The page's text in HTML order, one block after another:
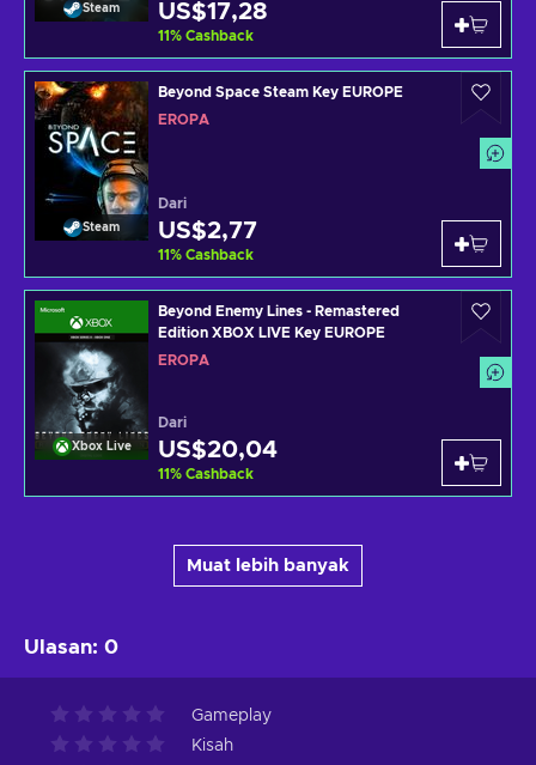
Steam US$17,28
11% Cashback
Steam
Beyond Space Steam Key EUROPE
EROPA
Dari
US$2,77
11% Cashback
Xbox Live
Beyond Enemy Lines - Remastered
Edition XBOX LIVE Key EUROPE
EROPA
Dari
US$20,04
11% Cashback
Muat lebih banyak
Ulasan: 0
Gameplay
Kisah